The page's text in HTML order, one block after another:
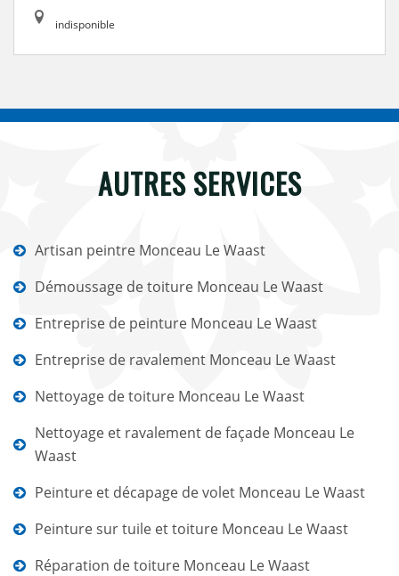
indisponible
AUTRES SERVICES
Artisan peintre Monceau Le Waast
Démoussage de toiture Monceau Le Waast
Entreprise de peinture Monceau Le Waast
Entreprise de ravalement Monceau Le Waast
Nettoyage de toiture Monceau Le Waast
Nettoyage et ravalement de façade Monceau Le
Waast
Peinture et décapage de volet Monceau Le Waast
Peinture sur tuile et toiture Monceau Le Waast
Réparation de toiture Monceau Le Waast